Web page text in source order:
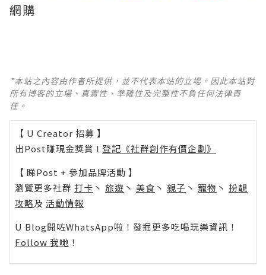
網購
*本站之內容由作者所提供，並不代表本站的立場。因此本站對
所有博客的立場、真實性、準確性及完整性不負任何法律責
任。
【 U Creator 招募 】
出Post賺現金獎賞 l 登記《社群創作有價企劃》
【 睇Post + 參加品牌活動 】
瀏覽更多社群 打卡 丶 旅遊 丶 美食 丶 親子 丶 寵物 丶 扮靚
攻略及 活動情報
U Blog開咗WhatsApp啦！發掘更多吃喝玩樂資訊！
Follow 我哋 ！